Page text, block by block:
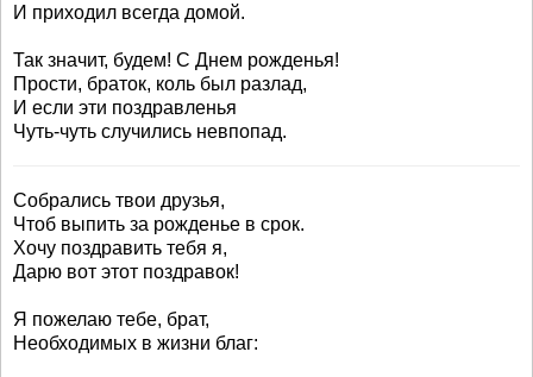
И приходил всегда домой.
Так значит, будем! С Днем рожденья!
Прости, браток, коль был разлад,
И если эти поздравленья
Чуть-чуть случились невпопад.
Собрались твои друзья,
Чтоб выпить за рожденье в срок.
Хочу поздравить тебя я,
Дарю вот этот поздравок!
Я пожелаю тебе, брат,
Необходимых в жизни благ: